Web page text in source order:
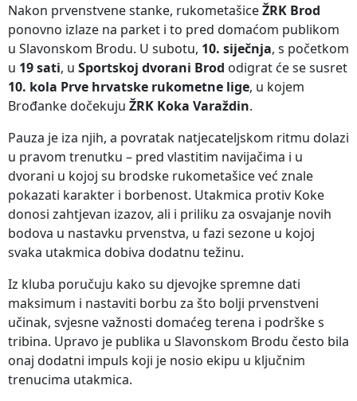
Nakon prvenstvene stanke, rukometašiceŽRK Brod
ponovno izlaze na parket i to pred domaćom publikom
u Slavonskom Brodu. U subotu, 10. siječnja, s početkom
u 19 sati, u Sportskoj dvorani Brod odigrat će se susret
10. kola Prve hrvatske rukometne lige, u kojem
Brođanke dočekuju ŽRK Koka Varaždin.
Pauza je iza njih, a povratak natjecateljskom ritmu dolazi
u pravom trenutku – pred vlastitim navijačima i u
dvorani u kojoj su brodske rukometašice već znale
pokazati karakter i borbenost. Utakmica protiv Koke
donosi zahtjevan izazov, ali i priliku za osvajanje novih
bodova u nastavku prvenstva, u fazi sezone u kojoj
svaka utakmica dobiva dodatnu težinu.
Iz kluba poručuju kako su djevojke spremne dati
maksimum i nastaviti borbu za što bolji prvenstveni
učinak, svjesne važnosti domaćeg terena i podrške s
tribina. Upravo je publika u Slavonskom Brodu često bila
onaj dodatni impuls koji je nosio ekipu u ključnim
trenucima utakmica.